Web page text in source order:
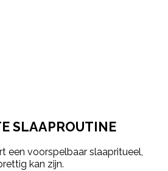
SLAAPROUTINE
een voorspelbaar slaapritueel,
kan zijn.